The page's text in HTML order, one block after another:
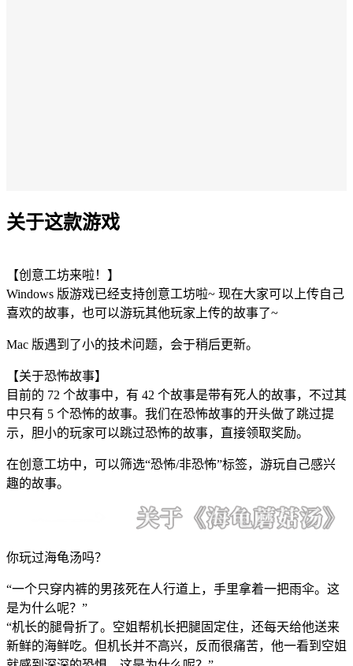
关于这款游戏
【创意工坊来啦！】
Windows 版游戏已经支持创意工坊啦~ 现在大家可以上传自己
喜欢的故事，也可以游玩其他玩家上传的故事了~
Mac 版遇到了小的技术问题，会于稍后更新。
【关于恐怖故事】
目前的 72 个故事中，有 42 个故事是带有死人的故事，不过其
中只有 5 个恐怖的故事。我们在恐怖故事的开头做了跳过提
示，胆小的玩家可以跳过恐怖的故事，直接领取奖励。
在创意工坊中，可以筛选“恐怖/非恐怖”标签，游玩自己感兴
趣的故事。
你玩过海龟汤吗？
“一个只穿内裤的男孩死在人行道上，手里拿着一把雨伞。这
是为什么呢？”
“机长的腿骨折了。空姐帮机长把腿固定住，还每天给他送来
新鲜的海鲜吃。但机长并不高兴，反而很痛苦，他一看到空姐